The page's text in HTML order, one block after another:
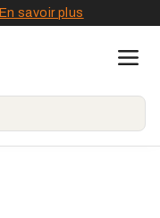
En savoir plus